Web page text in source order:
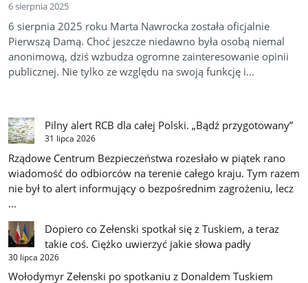
6 sierpnia 2025
6 sierpnia 2025 roku Marta Nawrocka została oficjalnie
Pierwszą Damą. Choć jeszcze niedawno była osobą niemal
anonimową, dziś wzbudza ogromne zainteresowanie opinii
publicznej. Nie tylko ze względu na swoją funkcję i...
Pilny alert RCB dla całej Polski. „Bądź przygotowany”
31 lipca 2026
Rządowe Centrum Bezpieczeństwa rozesłało w piątek rano
wiadomość do odbiorców na terenie całego kraju. Tym razem
nie był to alert informujący o bezpośrednim zagrożeniu, lecz
...
Dopiero co Zełenski spotkał się z Tuskiem, a teraz
takie coś. Ciężko uwierzyć jakie słowa padły
30 lipca 2026
Wołodymyr Zełenski po spotkaniu z Donaldem Tuskiem